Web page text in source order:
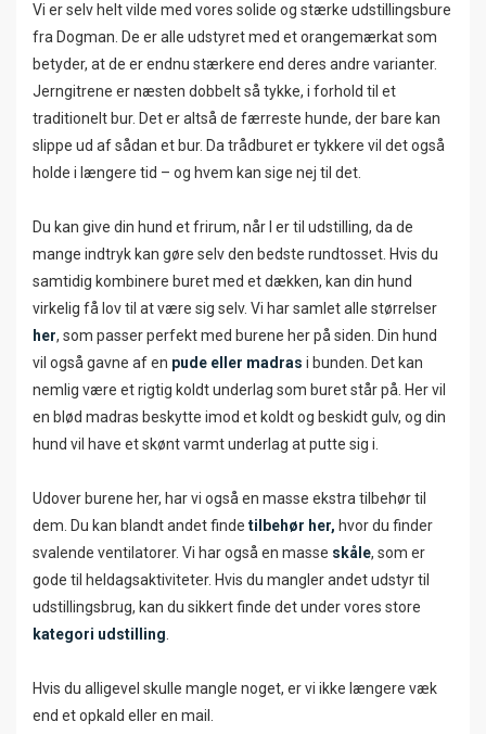
Vi er selv helt vilde med vores solide og stærke udstillingsbure
fra Dogman. De er alle udstyret med et orangemærkat som
betyder, at de er endnu stærkere end deres andre varianter.
Jerngitrene er næsten dobbelt så tykke, i forhold til et
traditionelt bur. Det er altså de færreste hunde, der bare kan
slippe ud af sådan et bur. Da trådburet er tykkere vil det også
holde i længere tid – og hvem kan sige nej til det.
Du kan give din hund et frirum, når I er til udstilling, da de
mange indtryk kan gøre selv den bedste rundtosset. Hvis du
samtidig kombinere buret med et dækken, kan din hund
virkelig få lov til at være sig selv. Vi har samlet alle størrelser
her, som passer perfekt med burene her på siden. Din hund
vil også gavne af en pude eller madras i bunden. Det kan
nemlig være et rigtig koldt underlag som buret står på. Her vil
en blød madras beskytte imod et koldt og beskidt gulv, og din
hund vil have et skønt varmt underlag at putte sig i.
Udover burene her, har vi også en masse ekstra tilbehør til
dem. Du kan blandt andet finde tilbehør her, hvor du finder
svalende ventilatorer. Vi har også en masse skåle, som er
gode til heldagsaktiviteter. Hvis du mangler andet udstyr til
udstillingsbrug, kan du sikkert finde det under vores store
kategori udstilling
Hvis du alligevel skulle mangle noget, er vi ikke længere væk
end et opkald eller en mail.